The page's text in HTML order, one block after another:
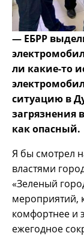
— ЕБРР
ли какие-то
ситуацию в
загрязнения
как опасный.
Я бы смотрел
властями
«Зеленый
мероприятий,
комфортнее и
ежегодное